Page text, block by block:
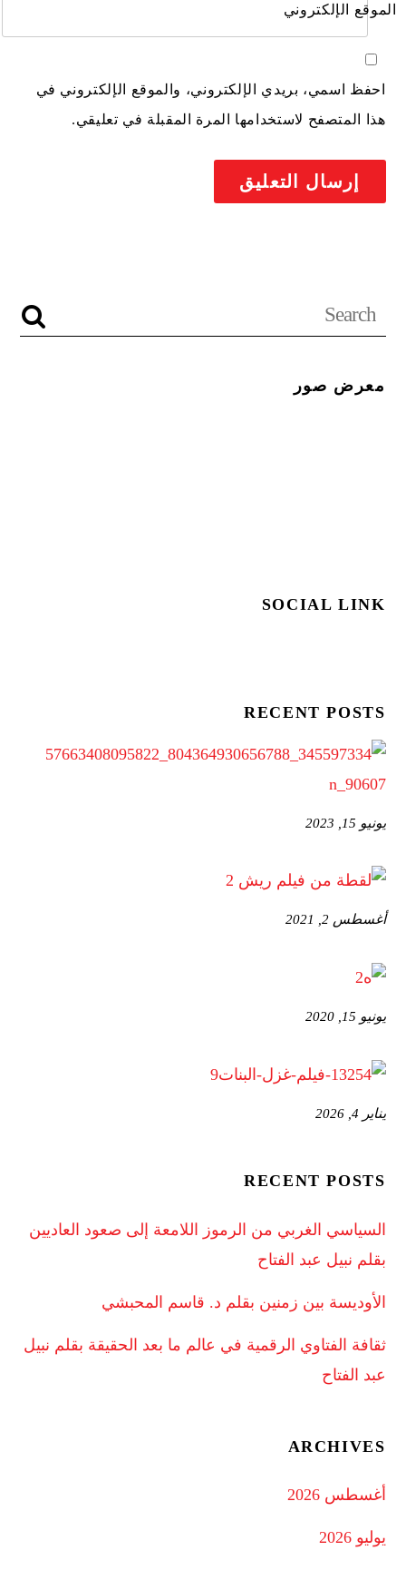
الموقع الإلكتروني
احفظ اسمي، بريدي الإلكتروني، والموقع الإلكتروني في
هذا المتصفح لاستخدامها المرة المقبلة في تعليقي.
معرض صور
SOCIAL LINK
RECENT POSTS
يونيو 15, 2023
أغسطس 2, 2021
يونيو 15, 2020
يناير 4, 2026
RECENT POSTS
السياسي الغربي من الرموز اللامعة إلى صعود العاديين
بقلم نبيل عبد الفتاح
الأوديسة بين زمنين بقلم د. قاسم المحبشي
ثقافة الفتاوي الرقمية في عالم ما بعد الحقيقة بقلم نبيل
عبد الفتاح
ARCHIVES
أغسطس 2026
يوليو 2026